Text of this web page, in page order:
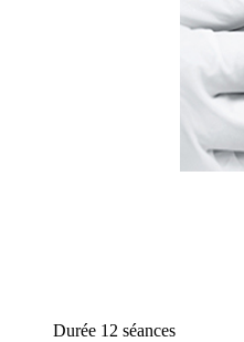
Durée 12 séances